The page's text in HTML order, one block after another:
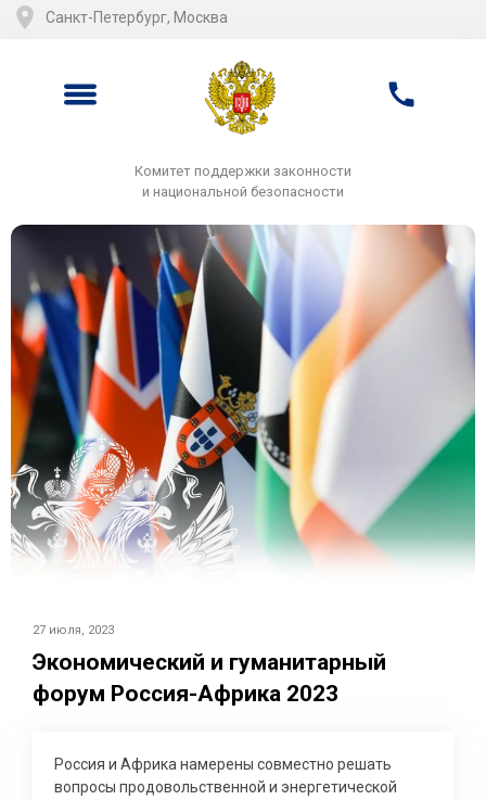
Санкт-Петербург, Москва
Комитет поддержки законности
и национальной безопасности
27 июля, 2023
Экономический и гуманитарный
форум Россия-Африка 2023
Россия и Африка намерены совместно решать
вопросы продовольственной и энергетической